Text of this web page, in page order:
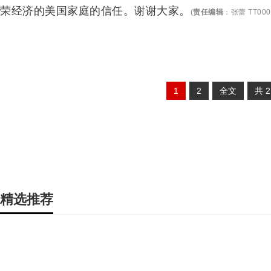
荣经济的美国家庭的信任。谢谢大家。
(责任编辑 ： 张蕾
1 2 全文 共 2
精选推荐